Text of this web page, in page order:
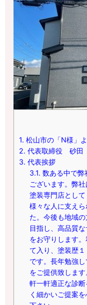
1. 松山市の「N様」
2. 代表取締役 砂
3. 代表挨拶
3.1. 数ある中で弊
ございます。弊
塗装専門店として
様々な人に支え
た。今後も地域
目指し、高品質
をお守りします
て入り、塗装歴
です。長年勉強
をご提供致しま
軒一軒適正な診
く細かいご提案